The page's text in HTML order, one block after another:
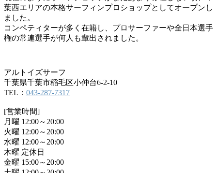
葉西エリアの本格サーフィンプロショップとしてオープンし
ました。
コンペティターが多く在籍し、プロサーファーや全日本選手
権の常連選手が何人も輩出されました。
アルトイズサーフ
千葉県千葉市稲毛区小仲台6-2-10
TEL： 043-287-7317
[営業時間]
月曜 12:00～20:00
火曜 12:00～20:00
水曜 12:00～20:00
木曜 定休日
金曜 15:00～20:00